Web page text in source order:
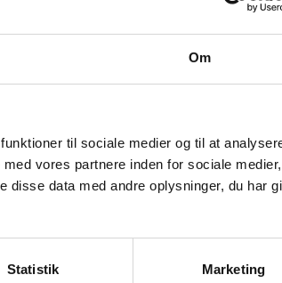
Om
til sociale medier og til at
vores partnere inden for sociale medier,
disse data med andre oplysninger, du har
Statistik Marketing
være vedkommende der modtager
af medarbejderne ud på LinkedIn
prioriteres.
at afklare mere specifikt hvor meget
IKKE og stil spørgsmål som du kan
men husk at tilpasse /
er alt sammen med til at danne et
en eller flere af ovenstående fejl,